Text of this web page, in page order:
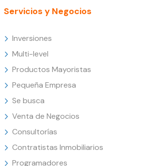
Servicios y Negocios
Inversiones
Multi-level
Productos Mayoristas
Pequeña Empresa
Se busca
Venta de Negocios
Consultorías
Contratistas Inmobiliarios
Programadores